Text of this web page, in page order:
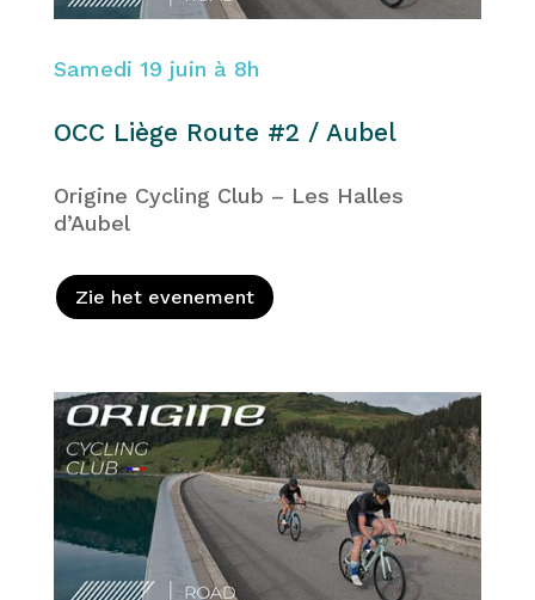
Samedi 19 juin à 8h
OCC Liège Route #2 / Aubel
Origine Cycling Club – Les Halles
d’Aubel
Zie het evenement